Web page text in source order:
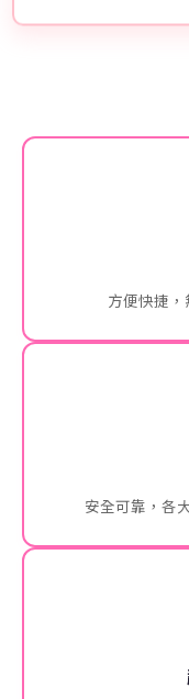
方便快捷
安全可靠，各